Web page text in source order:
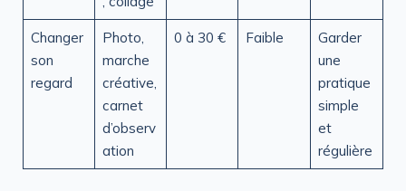
Changer
son
regard
Photo,
marche
créative,
carnet
d’observ
ation
0 à 30 € Faible
Garder
une
pratique
simple
et
régulière